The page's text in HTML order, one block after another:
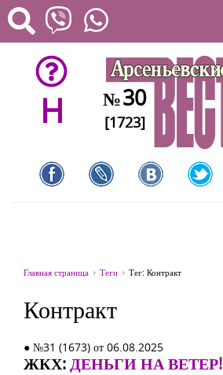
H №30
[1723]
Главная страница Теги Тег: Контракт
Контракт
● №31 (1673) от 06.08.2025
ЖКХ:ДЕНЬГИ НА ВЕТЕР!